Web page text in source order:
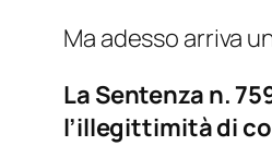
Ma adesso arriva
La Sentenza n.
l’illegittimità di